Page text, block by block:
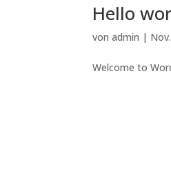
Hello
vonadmin |
Welcome to